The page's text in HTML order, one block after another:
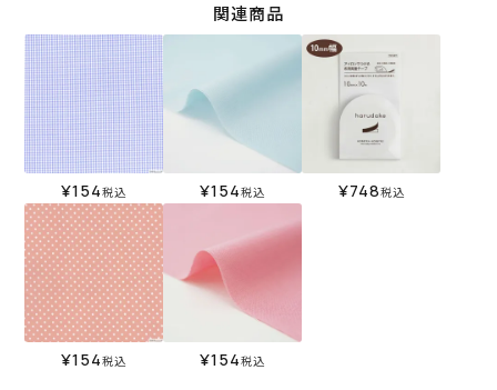
関連商品
¥154税込 ¥154税込 ¥748税込
¥154税込 ¥154税込